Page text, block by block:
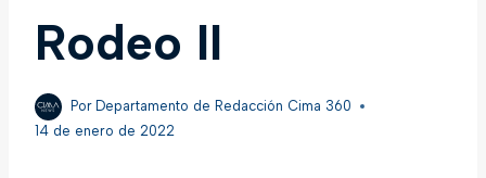
Rodeo II
Por Departamento de Redacción Cima 360
14 de enero de 2022